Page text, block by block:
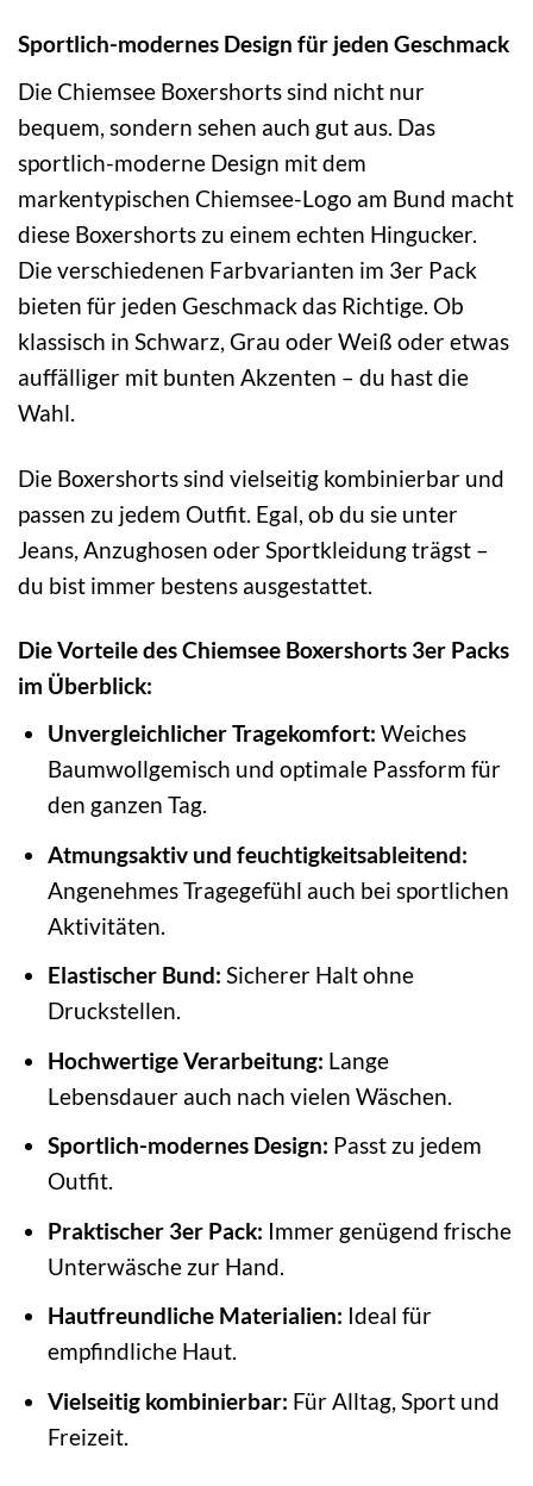
Sportlich-modernes Design für jeden Geschmack
Die Chiemsee Boxershorts sind nicht nur
bequem, sondern sehen auch gut aus. Das
sportlich-moderne Design mit dem
markentypischen Chiemsee-Logo am Bund macht
diese Boxershorts zu einem echten Hingucker.
Die verschiedenen Farbvarianten im 3er Pack
bieten für jeden Geschmack das Richtige. Ob
klassisch in Schwarz, Grau oder Weiß oder etwas
auffälliger mit bunten Akzenten – du hast die
Wahl.
Die Boxershorts sind vielseitig kombinierbar und
passen zu jedem Outfit. Egal, ob du sie unter
Jeans, Anzughosen oder Sportkleidung trägst –
du bist immer bestens ausgestattet.
Die Vorteile des Chiemsee Boxershorts 3er Packs
im Überblick:
Unvergleichlicher Tragekomfort: Weiches
Baumwollgemisch und optimale Passform für
den ganzen Tag.
Atmungsaktiv und feuchtigkeitsableitend:
Angenehmes Tragegefühl auch bei sportlichen
Aktivitäten.
Elastischer Bund: Sicherer Halt ohne
Druckstellen.
Hochwertige Verarbeitung: Lange
Lebensdauer auch nach vielen Wäschen.
Sportlich-modernes Design: Passt zu jedem
Outfit.
Praktischer 3er Pack: Immer genügend frische
Unterwäsche zur Hand.
Hautfreundliche Materialien: Ideal für
empfindliche Haut.
Vielseitig kombinierbar: Für Alltag, Sport und
Freizeit.